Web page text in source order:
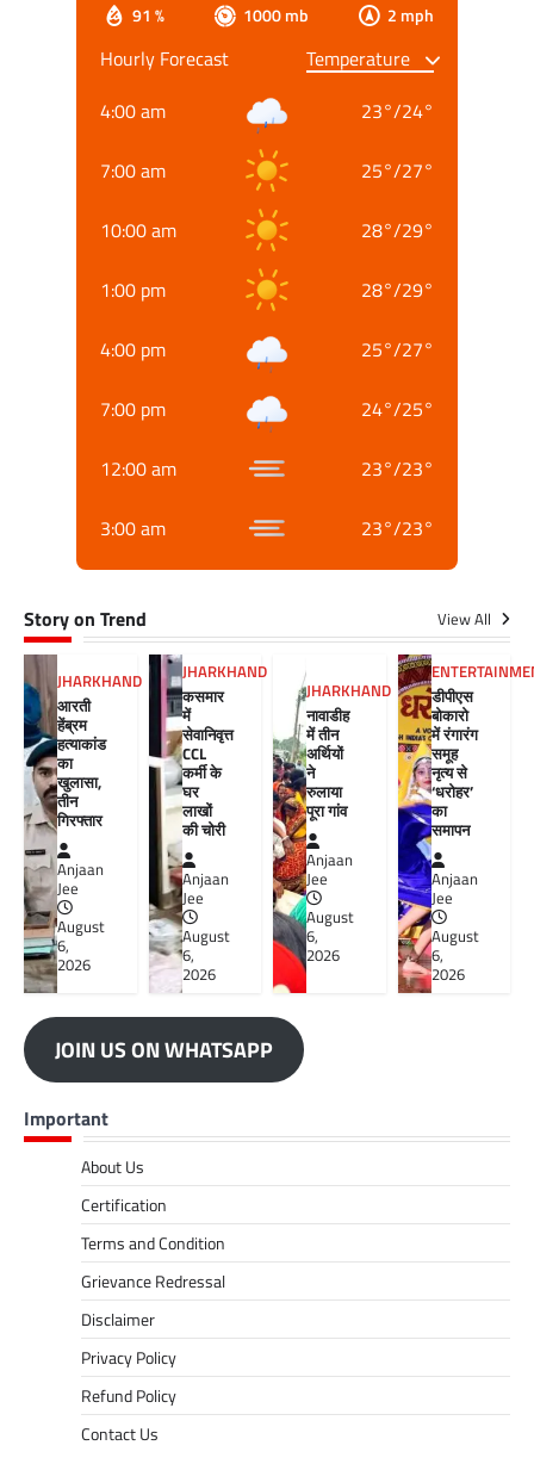
91 % 1000 mb 2 mph
Hourly Forecast
4:00 am
23°/24°
7:00 am 25°/27°
10:00 am 28°/29°
1:00 pm 28°/29°
4:00 pm 25°/27°
7:00 pm 24°/25°
12:00 am 23°/23°
3:00 am 23°/23°
Story on Trend View All
JHARKHAND
आरती
हेंब्रम
हत्याकांड
का
खुलासा,
तीन
गिरफ्तार
Anjaan
Jee
August
6,
2026
JHARKHAND
कसमार
में
सेवानिवृत्त
CCL
कर्मी के
घर
लाखों
की चोरी
Anjaan
Jee
August
6,
2026
JHARKHAND
नावाडीह
में तीन
अर्थियों
ने
रुलाया
पूरा गांव
Anjaan
Jee
August
6,
2026
डीपीएस
बोकारो
में रंगारंग
समूह
नृत्य से
‘धरोहर’
का
समापन
Anjaan
Jee
August
6,
2026
JOIN US ON WHATSAPP
Important
About Us
Certification
Terms and Condition
Grievance Redressal
Disclaimer
Privacy Policy
Refund Policy
Contact Us